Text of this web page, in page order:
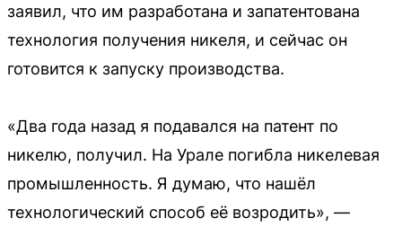
заявил, что им разработана и запатентована
технология получения никеля, и сейчас он
готовится к запуску производства.
«Два года назад я подавался на патент по
никелю, получил. На Урале погибла никелевая
промышленность. Я думаю, что нашёл
технологический способ её возродить», —